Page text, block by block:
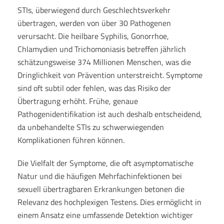
STIs, überwiegend durch Geschlechtsverkehr
übertragen, werden von über 30 Pathogenen
verursacht. Die heilbare Syphilis, Gonorrhoe,
Chlamydien und Trichomoniasis betreffen jährlich
schätzungsweise 374 Millionen Menschen, was die
Dringlichkeit von Prävention unterstreicht. Symptome
sind oft subtil oder fehlen, was das Risiko der
Übertragung erhöht. Frühe, genaue
Pathogenidentifikation ist auch deshalb entscheidend,
da unbehandelte STIs zu schwerwiegenden
Komplikationen führen können.
Die Vielfalt der Symptome, die oft asymptomatische
Natur und die häufigen Mehrfachinfektionen bei
sexuell übertragbaren Erkrankungen betonen die
Relevanz des hochplexigen Testens. Dies ermöglicht in
einem Ansatz eine umfassende Detektion wichtiger